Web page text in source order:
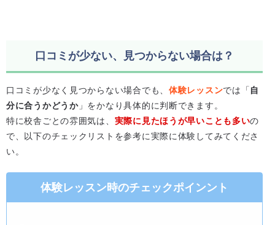
口コミが少ない、見つからない場合は？
口コミが少なく見つからない場合でも、 体験レッスンでは「 自
分に合うかどうか」をかなり具体的に判断できます。
特に校舎ごとの雰囲気は、 実際に見たほうが早いことも多いの
で、以下のチェックリストを参考に実際に体験してみてくださ
い。
体験レッスン時のチェックポインント